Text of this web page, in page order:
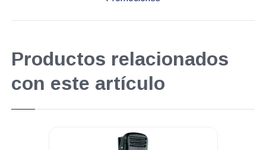
Productos relacionados
con este artículo